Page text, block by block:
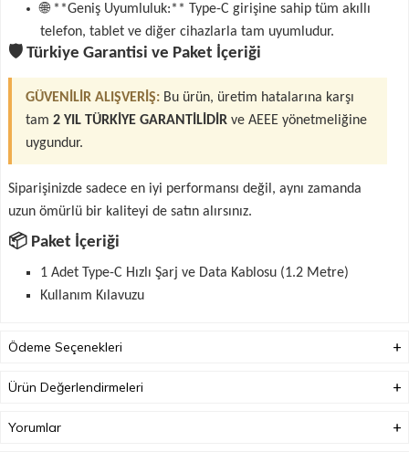
🌐 **Geniş Uyumluluk:** Type-C girişine sahip tüm akıllı
telefon, tablet ve diğer cihazlarla tam uyumludur.
🛡️ Türkiye Garantisi ve Paket İçeriği
GÜVENİLİR ALIŞVERİŞ: Bu ürün, üretim hatalarına karşı
tam 2 YIL TÜRKİYE GARANTİLİDİR ve AEEE yönetmeliğine
uygundur.
Siparişinizde sadece en iyi performansı değil, aynı zamanda
uzun ömürlü bir kaliteyi de satın alırsınız.
📦 Paket İçeriği
1 Adet Type-C Hızlı Şarj ve Data Kablosu (1.2 Metre)
Kullanım Kılavuzu
Ödeme Seçenekleri
Ürün Değerlendirmeleri
Yorumlar